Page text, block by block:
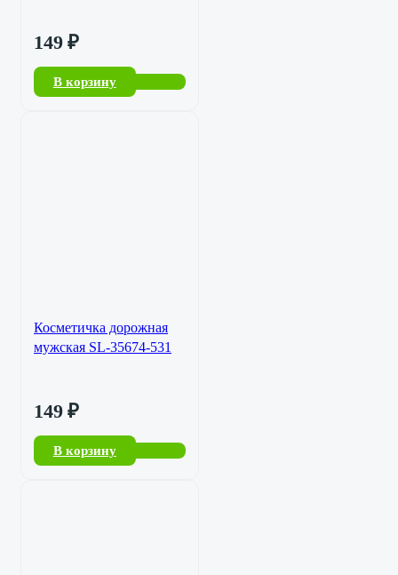
149 ₽
В корзину
Косметичка дорожная
мужская SL-35674-531
149 ₽
В корзину